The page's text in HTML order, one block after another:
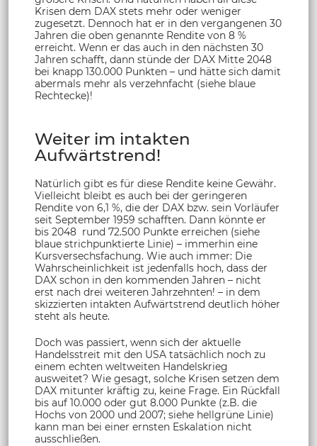
Krisen dem DAX stets mehr oder weniger
zugesetzt. Dennoch hat er in den vergangenen 30
Jahren die oben genannte Rendite von 8 %
erreicht. Wenn er das auch in den nächsten 30
Jahren schafft, dann stünde der DAX Mitte 2048
bei knapp 130.000 Punkten – und hätte sich damit
abermals mehr als verzehnfacht (siehe blaue
Rechtecke)!
Weiter im intakten
Aufwärtstrend!
Natürlich gibt es für diese Rendite keine Gewähr.
Vielleicht bleibt es auch bei der geringeren
Rendite von 6,1 %, die der DAX bzw. sein Vorläufer
seit September 1959 schafften. Dann könnte er
bis 2048 rund 72.500 Punkte erreichen (siehe
blaue strichpunktierte Linie) – immerhin eine
Kursversechsfachung. Wie auch immer: Die
Wahrscheinlichkeit ist jedenfalls hoch, dass der
DAX schon in den kommenden Jahren – nicht
erst nach drei weiteren Jahrzehnten! – in dem
skizzierten intakten Aufwärtstrend deutlich höher
steht als heute.
Doch was passiert, wenn sich der aktuelle
Handelsstreit mit den USA tatsächlich noch zu
einem echten weltweiten Handelskrieg
ausweitet? Wie gesagt, solche Krisen setzen dem
DAX mitunter kräftig zu, keine Frage. Ein Rückfall
bis auf 10.000 oder gut 8.000 Punkte (z.B. die
Hochs von 2000 und 2007; siehe hellgrüne Linie)
kann man bei einer ernsten Eskalation nicht
ausschließen.